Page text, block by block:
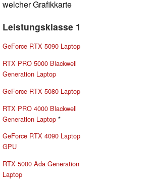
welcher Grafikkarte
Leistungsklasse 1
GeForce RTX 5090 Laptop
RTX PRO 5000 Blackwell
Generation Laptop
GeForce RTX 5080 Laptop
RTX PRO 4000 Blackwell
Generation Laptop *
GeForce RTX 4090 Laptop
GPU
RTX 5000 Ada Generation
Laptop